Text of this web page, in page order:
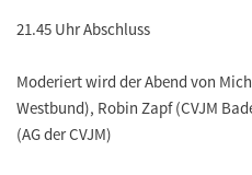
21.45 Uhr Abschluss
Moderiert wird der Abend von
Westbund), Robin Zapf (CVJM
(AG der CVJM)